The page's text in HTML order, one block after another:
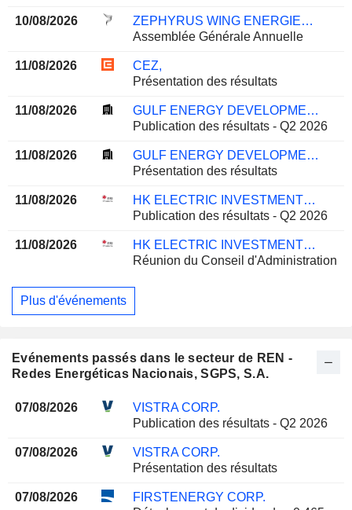
10/08/2026
ZEPHYRUS WING ENERGIES LTD
Assemblée Générale Annuelle
11/08/2026
CEZ,
Présentation des résultats
11/08/2026
GULF ENERGY DEVELOPMENT
Publication des résultats - Q2 2026
11/08/2026
GULF ENERGY DEVELOPMENT
Présentation des résultats
11/08/2026
HK ELECTRIC INVESTMENTS AND HK ELECTRIC INVESTMENTS LIMITED
Publication des résultats - Q2 2026
11/08/2026
HK ELECTRIC INVESTMENTS AND HK ELECTRIC INVESTMENTS LIMITED
Réunion du Conseil d'Administration
Plus d'événements
Evénements passés dans le secteur de REN -
Redes Energéticas Nacionais, SGPS, S.A.
07/08/2026
VISTRA CORP.
Publication des résultats - Q2 2026
07/08/2026
VISTRA CORP.
Présentation des résultats
07/08/2026
FIRSTENERGY CORP.